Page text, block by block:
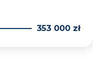
353 000 zł